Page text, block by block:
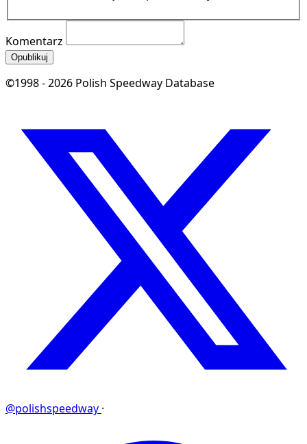
Komentarz
Opublikuj
©1998 - 2026 Polish Speedway Database
@polishspeedway ·